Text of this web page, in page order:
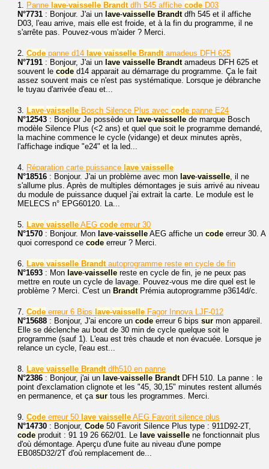
1. Panne lave-vaisselle Brandtdfh 545 affiche code D03
N°7731 : Bonjour. J'ai un lave-vaisselle Brandtdfh 545 et il affiche
D03, l'eau arrive, mais elle est froide, et à la fin du programme, il ne
s'arrête pas. Pouvez-vous m'aider ? Merci.
2. Code panne d14 lave vaisselle Brandtamadeus DFH 625
N°7191 : Bonjour, J'ai un lave vaisselle Brandtamadeus DFH 625 et
souvent le code d14 apparait au démarrage du programme. Ça le fait
assez souvent mais ce n'est pas systématique. Lorsque je débranche
le tuyau d'arrivée d'eau et...
3. Lave-vaisselle Bosch Silence Plus avec code panne E24
N°12543 : Bonjour Je possède un lave-vaisselle de marque Bosch
modèle Silence Plus (<2 ans) et quel que soit le programme demandé,
la machine commence le cycle (vidange) et deux minutes après,
l'affichage indique "e24" et la led...
4. Réparation carte puissance lave vaisselle
N°18516 : Bonjour. J'ai un problème avec mon lave-vaisselle, il ne
s'allume plus. Après de multiples démontages je suis arrivé au niveau
du module de puissance duquel j'ai extrait la carte. Le module est le
MELECS n° EPG60120. La...
5. Lave vaisselle AEG code erreur 30
N°1570 : Bonjour. Mon lave-vaisselle AEG affiche un code erreur 30. A
quoi correspond ce code erreur ? Merci.
6. Lave vaisselle Brandtautoprogramme reste en cycle de fin
N°1693 : Mon lave-vaisselle reste en cycle de fin, je ne peux pas
mettre en route un cycle de lavage. Pouvez-vous me dire quel est le
problème ? Merci. C'est un BrandtPrémia autoprogramme p3614d/c.
7. Code erreur 6 Bips lave-vaisselle Fagor Innova LJF-012
N°15688 : Bonjour, J'ai encore un code erreur 6 bips sur mon appareil.
Elle se déclenche au bout de 30 min de cycle quelque soit le
programme (sauf 1). L'eau est très chaude et non évacuée. Lorsque je
relance un cycle, l'eau est...
8. Lave vaisselle Brandtdfh510 en panne
N°2386 : Bonjour, j'ai un lave-vaisselle BrandtDFH 510. La panne : le
point d'exclamation clignote et les "45, 30,15" minutes restent allumés
en permanence, et ça sur tous les programmes. Merci.
9. Code erreur 50 lave vaisselle AEG Favorit silence plus
N°14730 : Bonjour, Code 50 Favorit Silence Plus type : 911D92-2T,
code produit : 91 19 26 662/01. Le lave vaisselle ne fonctionnait plus
d'où démontage. Aperçu d'une fuite au niveau d'une pompe
EB085D32/2T d'où remplacement de...